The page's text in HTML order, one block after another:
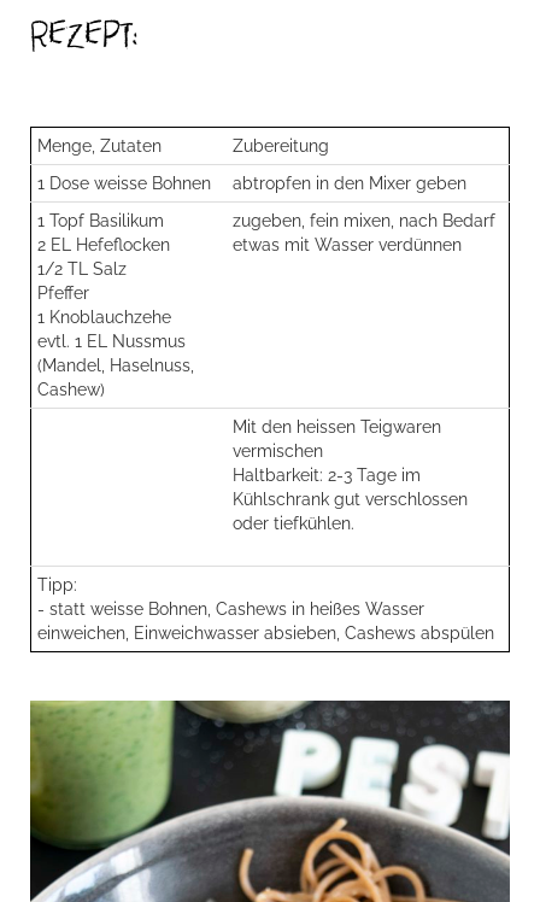
Rezept:
Menge, Zutaten
Zubereitung
1 Dose weisse Bohnen
abtropfen in den Mixer geben
1 Topf Basilikum
2 EL Hefeflocken
1/2 TL Salz
Pfeffer
1 Knoblauchzehe
evtl. 1 EL Nussmus
(Mandel, Haselnuss,
Cashew)
zugeben, fein mixen, nach Bedarf
etwas mit Wasser verdünnen
Mit den heissen Teigwaren
vermischen
Haltbarkeit: 2-3 Tage im
Kühlschrank gut verschlossen
oder tiefkühlen.
Tipp:
- statt weisse Bohnen, Cashews in heißes Wasser
einweichen, Einweichwasser absieben, Cashews abspülen